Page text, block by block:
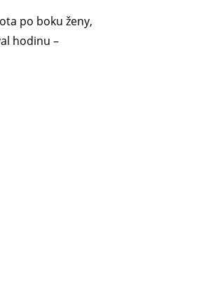
po boku ženy,
hodinu –